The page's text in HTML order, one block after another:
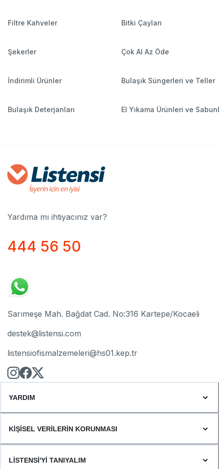
Filtre Kahveler Bitki Çayları
Şekerler Çok Al Az Öde
İndirimli Ürünler Bulaşık Süngerleri ve Teller
Bulaşık Deterjanları El Yıkama Ürünleri ve
Yardıma mı ihtiyacınız var?
444 56 50
Sarımeşe Mah. Bağdat Cad. No:316 Kartepe/Kocaeli
destek@listensi.com
listensiofismalzemeleri@hs01.kep.tr
YARDIM
KİŞİSEL VERİLERİN KORUNMASI
LİSTENSİ'Yİ TANIYALIM